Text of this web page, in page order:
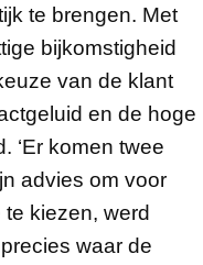
te brengen. Met
bijkomstigheid
van de klant
en de hoge
‘Er komen twee
advies om voor
kiezen, werd
waar de